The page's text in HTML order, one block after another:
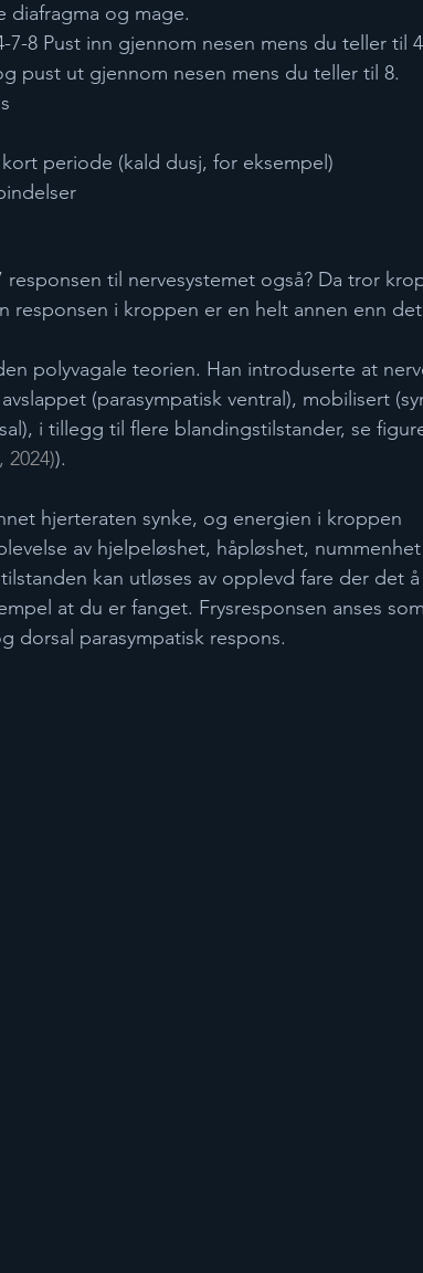
diafragma og mage.
7-8 Pust inn gjennom nesen mens du teller til
pust ut gjennom nesen mens du teller til 8.
periode (kald dusj, for eksempel)
til nervesystemet også? Da tror
responsen i kroppen er en helt annen enn
polyvagale teorien. Han introduserte at
(parasympatisk ventral), mobilisert
i tillegg til flere blandingstilstander, se
2024)​).
hjerteraten synke, og energien i kroppen
av hjelpeløshet, håpløshet,
kan utløses av opplevd fare der det
at du er fanget. Frysresponsen anses
dorsal parasympatisk respons.